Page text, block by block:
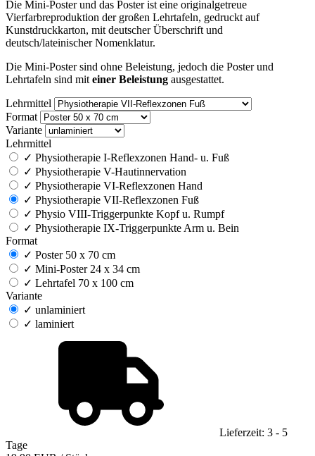
Die Mini-Poster und das Poster ist eine originalgetreue
Vierfarbreproduktion der großen Lehrtafeln, gedruckt auf
Kunstdruckkarton, mit deutscher Überschrift und
deutsch/lateinischer Nomenklatur.
Die Mini-Poster sind ohne Beleistung, jedoch die Poster und
Lehrtafeln sind mit einer Beleistung ausgestattet.
Lehrmittel
Format
Variante
Lehrmittel
✓ Physiotherapie I-Reflexzonen Hand- u. Fuß
✓ Physiotherapie V-Hautinnervation
✓ Physiotherapie VI-Reflexzonen Hand
✓ Physiotherapie VII-Reflexzonen Fuß
✓ Physio VIII-Triggerpunkte Kopf u. Rumpf
✓ Physiotherapie IX-Triggerpunkte Arm u. Bein
Format
✓ Poster 50 x 70 cm
✓ Mini-Poster 24 x 34 cm
✓ Lehrtafel 70 x 100 cm
Variante
✓ unlaminiert
✓ laminiert
Lieferzeit: 3 - 5
Tage